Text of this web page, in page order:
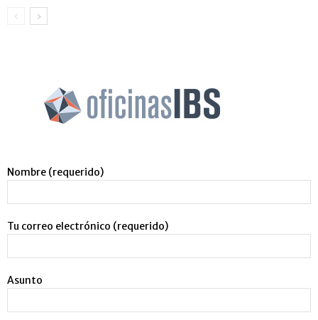
Nombre (requerido)
Tu correo electrónico (requerido)
Asunto